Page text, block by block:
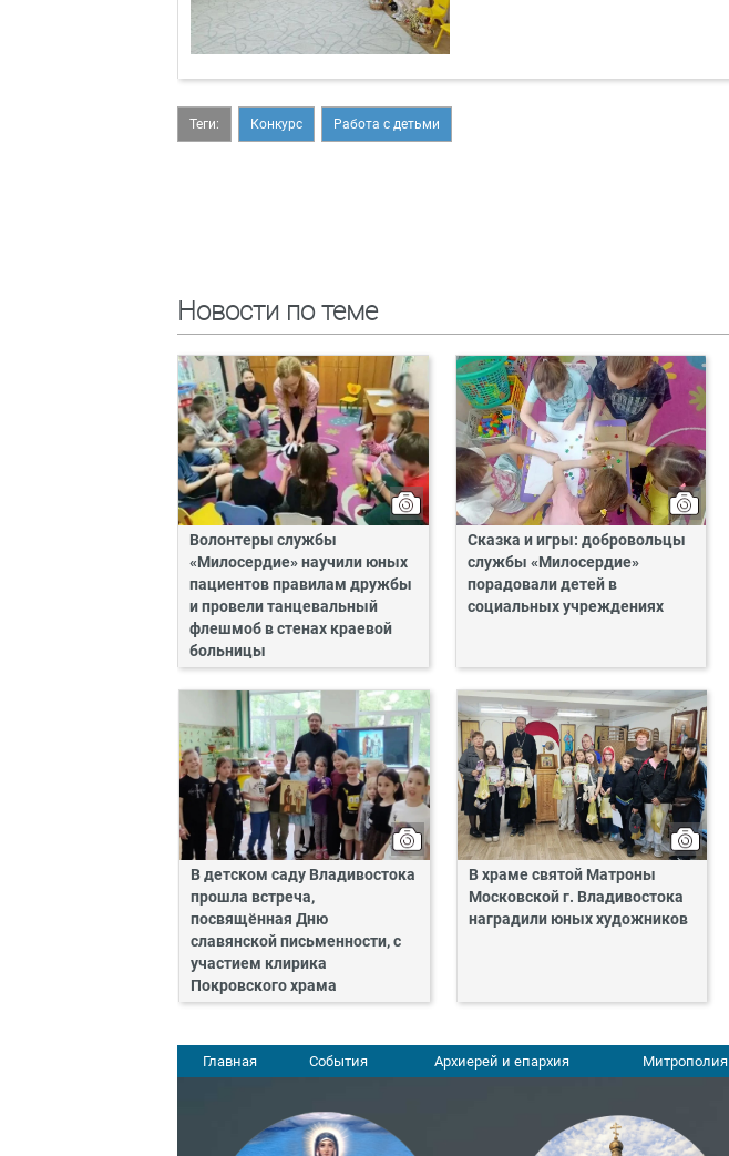
Теги: Конкурс Работа с детьми
Новости по теме
Волонтеры службы
«Милосердие» научили юных
пациентов правилам дружбы
и провели танцевальный
флешмоб в стенах краевой
больницы
Сказка и игры: добровольцы
службы «Милосердие»
порадовали детей в
социальных учреждениях
В детском саду Владивостока
прошла встреча,
посвящённая Дню
славянской письменности, с
участием клирика
Покровского храма
В храме святой Матроны
Московской г. Владивостока
наградили юных художников
Главная События Архиерей и епархия Митрополия